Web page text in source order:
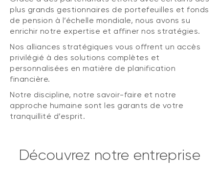
plus grands gestionnaires de portefeuilles et fonds
de pension à l’échelle mondiale, nous avons su
enrichir notre expertise et affiner nos stratégies.
Nos alliances stratégiques vous offrent un accès
privilégié à des solutions complètes et
personnalisées en matière de planification
financière.
Notre discipline, notre savoir-faire et notre
approche humaine sont les garants de votre
tranquillité d’esprit.
Découvrez notre entreprise